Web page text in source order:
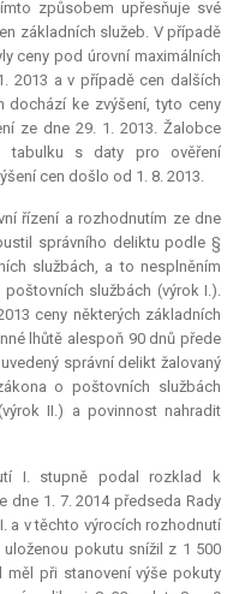
způsobem upřesňuje své
základních služeb. V případě
ceny pod úrovní maximálních
2013 a v případě cen dalších
dochází ke zvýšení, tyto ceny
ze dne 29. 1. 2013. Žalobce
tabulku s daty pro ověření
cen došlo od 1. 8. 2013.
řízení a rozhodnutím ze dne
správního deliktu podle §
službách, a to nesplněním
službách (výrok I.).
ceny některých základních
lhůtě alespoň 90 dnů přede
správní delikt žalovaný
o poštovních službách
II.) a povinnost nahradit
I. stupně podal rozklad k
dne 1. 7. 2014 předseda Rady
a v těchto výrocích rozhodnutí
pokutu snížil z 1 500
měl při stanovení výše pokuty